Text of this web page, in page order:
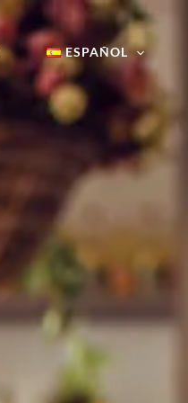
ESPAÑOL